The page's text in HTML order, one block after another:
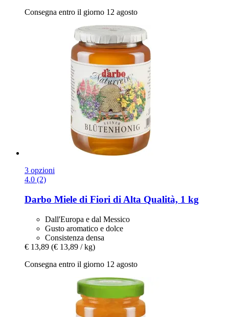
Consegna entro il giorno 12 agosto
3 opzioni
4.0 (2)
Darbo Miele di Fiori di Alta Qualità, 1 kg
Dall'Europa e dal Messico
Gusto aromatico e dolce
Consistenza densa
€ 13,89 (€ 13,89 / kg)
Consegna entro il giorno 12 agosto